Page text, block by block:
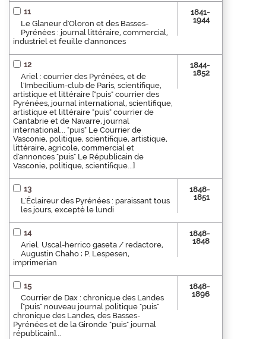
11
Le Glaneur d'Oloron et des Basses-
Pyrénées : journal littéraire, commercial,
industriel et feuille d'annonces
1841-
1944
12
Ariel : courrier des Pyrénées, et de
l'Imbecilium-club de Paris, scientifique,
artistique et littéraire ["puis" courrier des
Pyrénées, journal international, scientifique,
artistique et littéraire "puis" courrier de
Cantabrie et de Navarre, journal
international... "puis" Le Courrier de
Vasconie, politique, scientifique, artistique,
littéraire, agricole, commercial et
d'annonces "puis" Le Républicain de
Vasconie, politique, scientifique...]
1844-
1852
13
L'Éclaireur des Pyrénées : paraissant tous
les jours, excepté le lundi
1848-
1851
14
Ariel. Uscal-herrico gaseta / redactore,
Augustin Chaho ; P. Lespesen,
imprimerian
1848-
1848
15
Courrier de Dax : chronique des Landes
["puis" nouveau journal politique "puis"
chronique des Landes, des Basses-
Pyrénées et de la Gironde "puis" journal
républicain]...
1848-
1896